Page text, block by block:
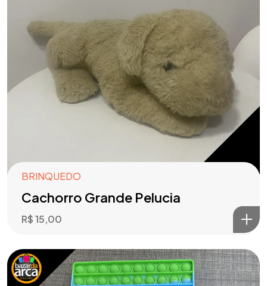
BRINQUEDO
Cachorro Grande Pelucia
R$15,00